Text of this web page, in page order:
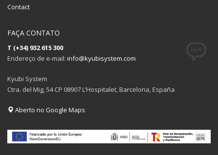
Contact
FAÇA CONTATO
T (+34) 932 615 300
Endereço de e-mail: info@kyubisystem.com
Kyubi System
Ctra. del Mig, 54 CP 08907 L’Hospitalet, Barcelona, España
Aberto no Google Maps